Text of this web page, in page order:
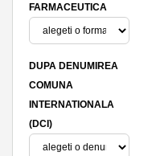
FARMACEUTICA
DUPA DENUMIREA
COMUNA
INTERNATIONALA
(DCI)